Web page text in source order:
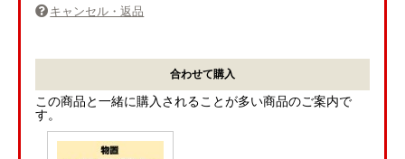
キャンセル・返品
合わせて購入
この商品と一緒に購入されることが多い商品のご案内で
す。